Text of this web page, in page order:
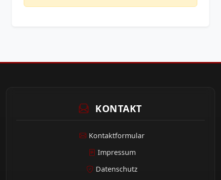
KONTAKT
Kontaktformular
Impressum
Datenschutz